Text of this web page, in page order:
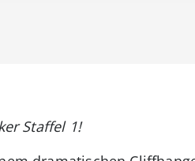
Staffel 1!